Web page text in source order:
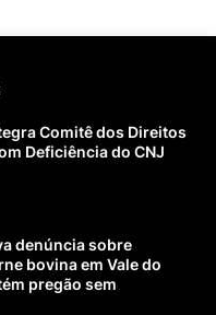
Comitê dos Direitos
Deficiência do CNJ
denúncia sobre
bovina em Vale do
pregão sem